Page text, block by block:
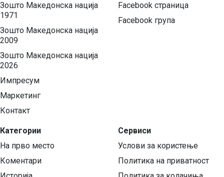
Зошто Македонска нација
1971
Зошто Македонска нација
2009
Зошто Македонска нација
2026
Импресум
Маркетинг
Контакт
Категории
На прво место
Коментари
Facebook страница
Facebook група
Сервиси
Услови за користење
Политика на приватност